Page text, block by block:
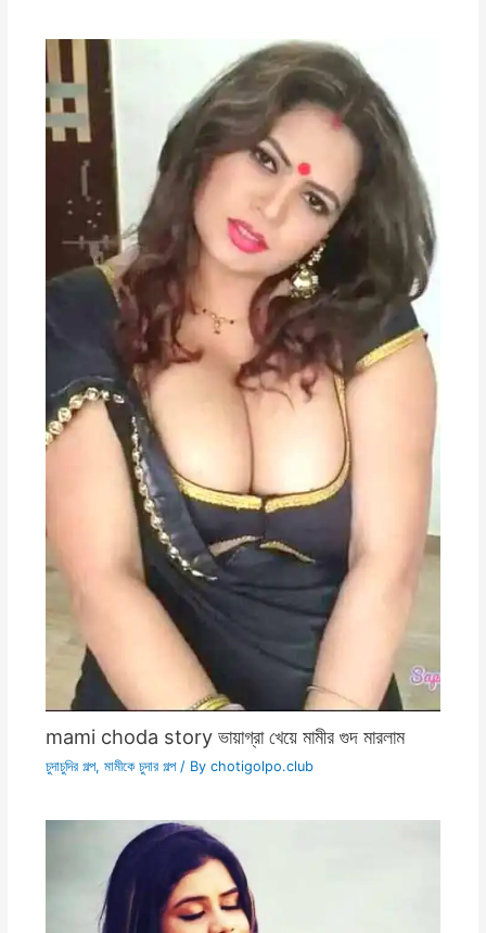
mami choda story ভায়াগ্রা খেয়ে মামীর গুদ মারলাম
চুদাচুদির গল্প, মামীকে চুদার গল্প/ By chotigolpo.club